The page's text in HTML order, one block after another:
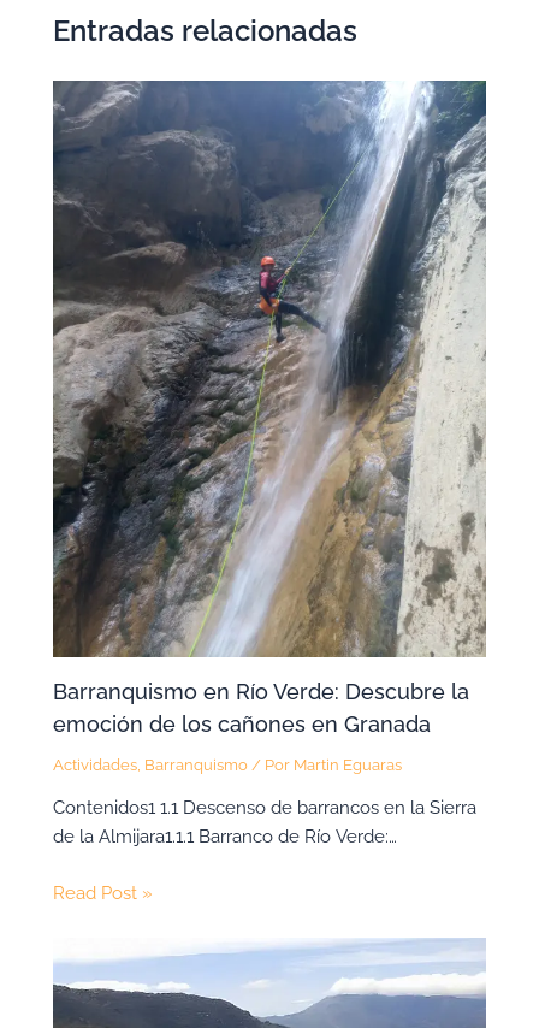
Entradas relacionadas
Barranquismo en Río Verde: Descubre la
emoción de los cañones en Granada
Actividades Barranquismo / Por Martin Eguaras
Contenidos1 1.1 Descenso de barrancos en la Sierra
de la Almijara1.1.1 Barranco de Río Verde:…
Read Post »